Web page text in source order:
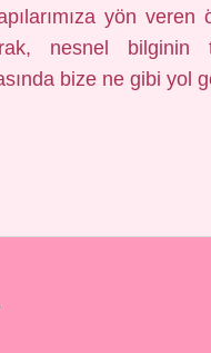
yön
nesnel bilginin
bize ne gibi yol